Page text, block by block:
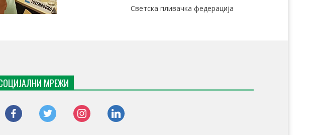
Светска пливачка федерација
МРЕЖИ
facebook twitter instagram linkedin